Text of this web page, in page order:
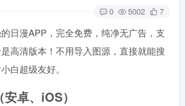
0 5002 7
日漫APP，完全免费，纯净无广告，支
高清版本！不用导入图源，直接就能搜
白超级友好。
卓、iOS）